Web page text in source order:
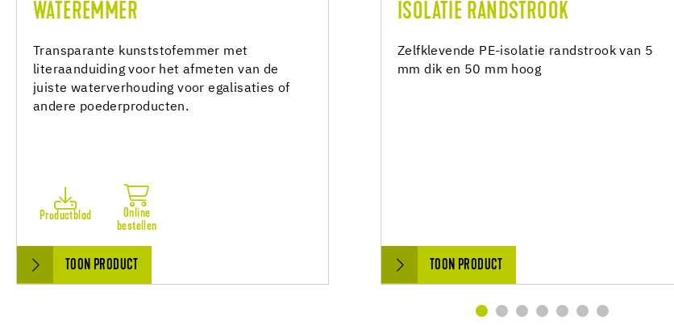
WATEREMMER
Transparante kunststofemmer met
literaanduiding voor het afmeten van de
juiste waterverhouding voor egalisaties of
andere poederproducten.
Productblad
Online
bestellen
TOON PRODUCT
ISOLATIE RANDSTROOK
Zelfklevende PE-isolatie randstrook van 5
mm dik en 50 mm hoog
TOON PRODUCT